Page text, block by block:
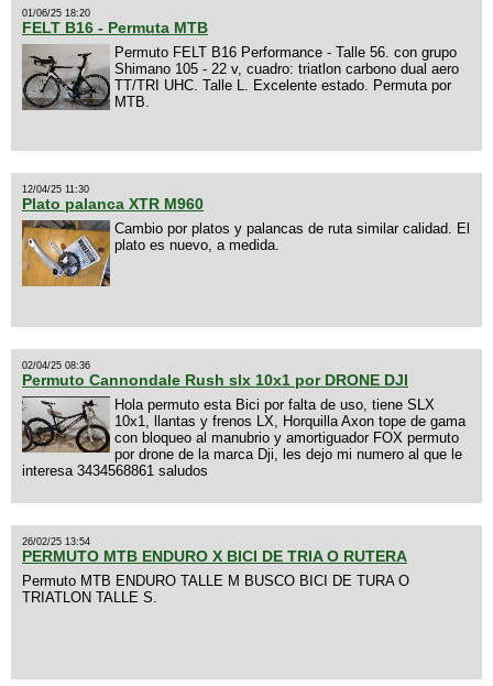
01/06/25 18:20
FELT B16 - Permuta MTB
Permuto FELT B16 Performance - Talle 56. con grupo
Shimano 105 - 22 v, cuadro: triatlon carbono dual aero
TT/TRI UHC. Talle L. Excelente estado. Permuta por
MTB.
12/04/25 11:30
Plato palanca XTR M960
Cambio por platos y palancas de ruta similar calidad. El
plato es nuevo, a medida.
02/04/25 08:36
Permuto Cannondale Rush slx 10x1 por DRONE DJI
Hola permuto esta Bici por falta de uso, tiene SLX
10x1, llantas y frenos LX, Horquilla Axon tope de gama
con bloqueo al manubrio y amortiguador FOX permuto
por drone de la marca Dji, les dejo mi numero al que le
interesa 3434568861 saludos
26/02/25 13:54
PERMUTO MTB ENDURO X BICI DE TRIA O RUTERA
Permuto MTB ENDURO TALLE M BUSCO BICI DE TURA O
TRIATLON TALLE S.